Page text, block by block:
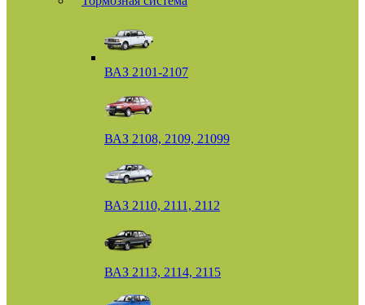
ВАЗ 2101-2107
ВАЗ 2108, 2109, 21099
ВАЗ 2110, 2111, 2112
ВАЗ 2113, 2114, 2115